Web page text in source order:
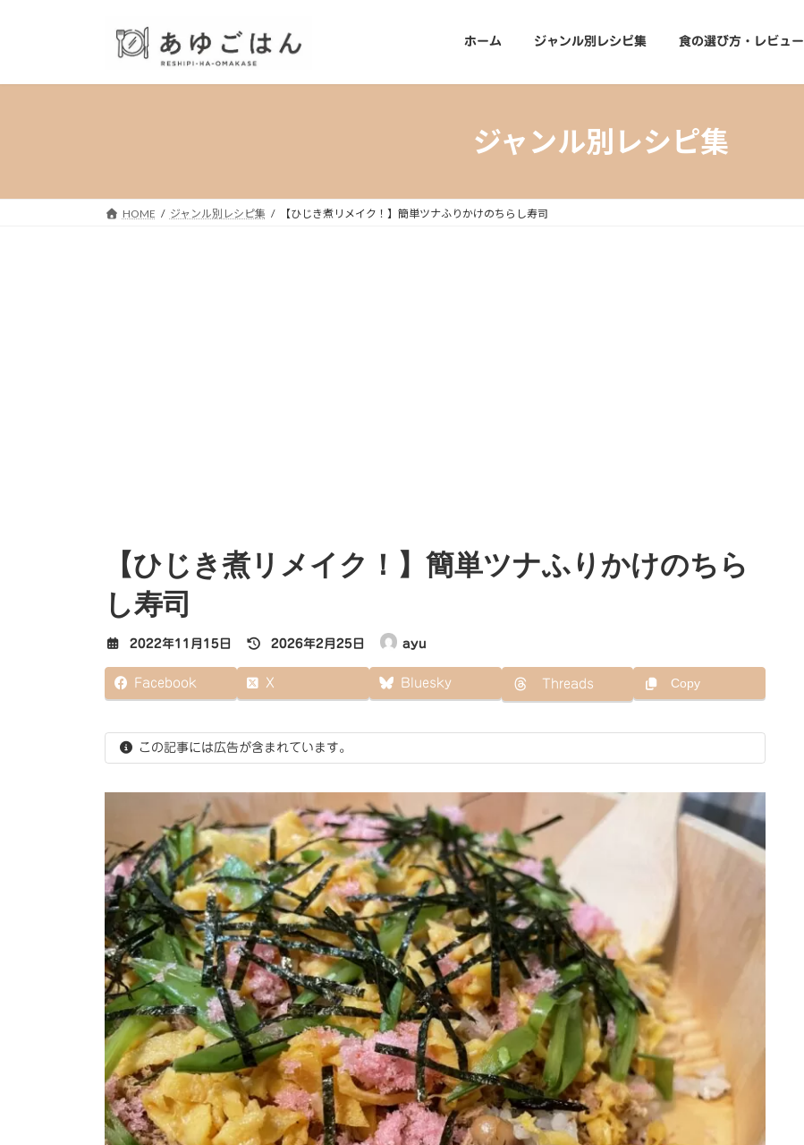
プ
動
ホーム ジャンル別レシピ集 食の選び方・レビュー
ジャンル別レシピ集
HOME ジャンル別レシピ集 【ひじき煮リメイク！】簡単ツナふりかけのちらし寿司
【ひじき煮リメイク！】簡単ツナふりかけのちら
し寿司
2022年11月15日
最
更
:
2026年2月25日 ayu
Facebook X Bluesky Threads Copy
この記事には広告が含まれています。